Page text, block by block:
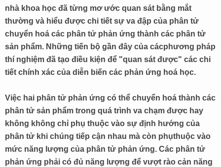
nhà khoa học đã từng mơ ước quan sát bằng mắt
thường và hiểu được chi tiết sự va đập của phân tử
chuyển hoá các phân tử phản ứng thành các phân tử
sản phẩm. Những tiến bộ gần đây của cácphương pháp
thí nghiệm đã tạo điều kiện để "quan sát được" các chi
tiết chính xác của diễn biến các phản ứng hoá học.
Việc hai phân tử phản ứng có thể chuyển hoá thành các
phân tử sản phẩm trong quá trình va chạm được hay
không không chỉ phụ thuộc vào sự định hướng của
phân tử khi chúng tiếp cận nhau mà còn phụthuộc vào
mức năng lượng của phân tử phản ứng. Các phân tử
phản ứng phải có đủ năng lượng để vượt rào cản năng